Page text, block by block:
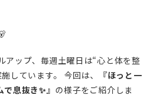
アップ、毎週土曜日は“心と体を整
しています。 今回は、
『ほっと一
息抜き✨』 の様子をご紹介しま